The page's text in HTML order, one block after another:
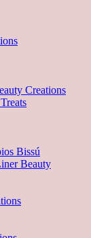
Creations
Bissú
Beauty